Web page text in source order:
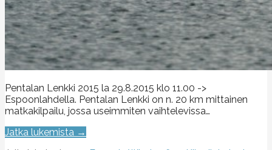
Pentalan Lenkki 2015 la 29.8.2015 klo 11.00 ->
Espoonlahdella. Pentalan Lenkki on n. 20 km mittainen
matkakilpailu, jossa useimmiten vaihtelevissa…
Jatka lukemista →